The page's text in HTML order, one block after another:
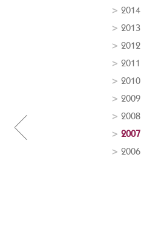
2014
2013
2012
2011
2010
2009
2008
2007
2006